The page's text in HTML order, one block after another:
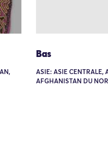
Bas
ASIE: ASIE CENTRALE,
AFGHANISTAN DU